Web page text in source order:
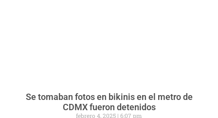
Se tomaban fotos en bikinis en el metro de
CDMX fueron detenidos
febrero 4, 2025 6:07 pm